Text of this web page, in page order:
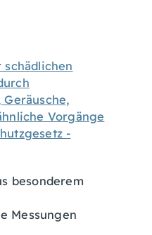
schädlichen
Vorgänge
-
besonderem
Messungen